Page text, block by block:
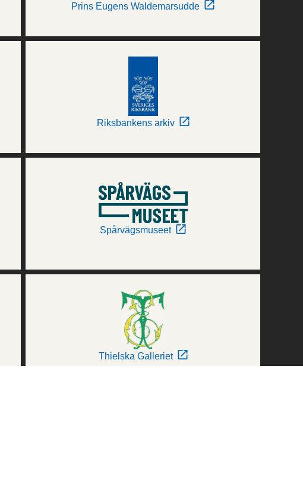
Prins Eugens Waldemarsudde
Riksbankens arkiv
Spårvägsmuseet
Thielska Galleriet